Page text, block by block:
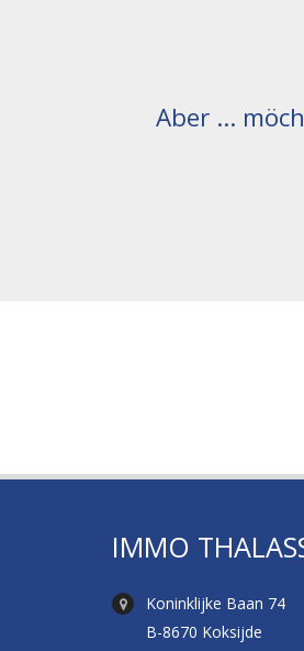
Aber ...
IMMO
Koninklijke Baan 74
B-8670 Koksijde